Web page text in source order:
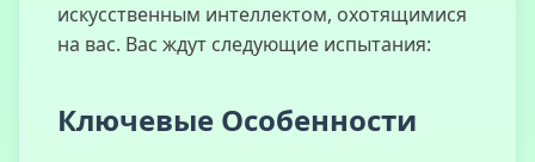
Захватчики
Комнат
искусственным интеллектом, охотящимися
на вас. Вас ждут следующие испытания:
Ключевые Особенности